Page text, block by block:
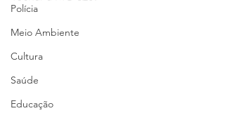
Polícia
Meio Ambiente
Cultura
Saúde
Educação